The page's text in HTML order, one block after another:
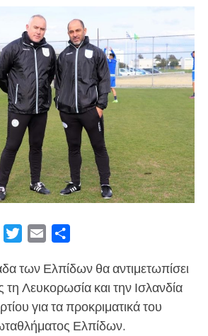
MessengerTwitterEmail
των Ελπίδων θα αντιμετωπίσει
Λευκορωσία και την Ισλανδία
για τα προκριματικά του
Ελπίδων.